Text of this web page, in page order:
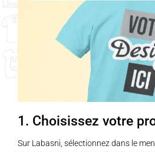
1. Choisissez votre
Sur Labasni, sélectionnez dans le